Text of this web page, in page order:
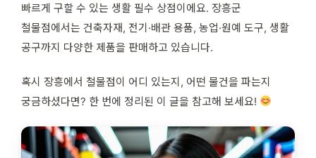
빠르게 구할 수 있는 생활 필수 상점이에요. 장흥군
철물점에서는 건축자재, 전기·배관 용품, 농업·원예 도구, 생활
공구까지 다양한 제품을 판매하고 있습니다.
혹시 장흥에서 철물점이 어디 있는지, 어떤 물건을 파는지
궁금하셨다면? 한 번에 정리된 이 글을 참고해 보세요!